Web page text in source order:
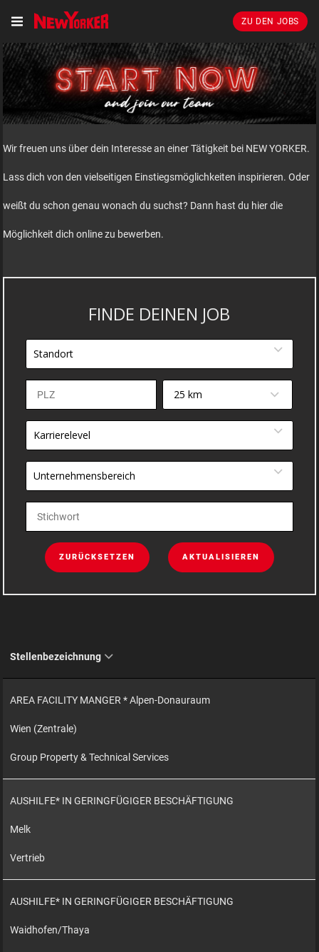
ZU DEN JOBS
Wir freuen uns über dein Interesse an einer Tätigkeit bei NEW YORKER.
Lass dich von den vielseitigen Einstiegsmöglichkeiten inspirieren. Oder
weißt du schon genau wonach du suchst? Dann hast du hier die
Möglichkeit dich online zu bewerben.
FINDE DEINEN JOB
Standort
25 km
Karrierelevel
Unternehmensbereich
ZURÜCKSETZEN AKTUALISIEREN
Stellenbezeichnung
AREA FACILITY MANGER * Alpen-Donauraum
Wien (Zentrale)
Group Property & Technical Services
AUSHILFE* IN GERINGFÜGIGER BESCHÄFTIGUNG
Melk
Vertrieb
AUSHILFE* IN GERINGFÜGIGER BESCHÄFTIGUNG
Waidhofen/Thaya